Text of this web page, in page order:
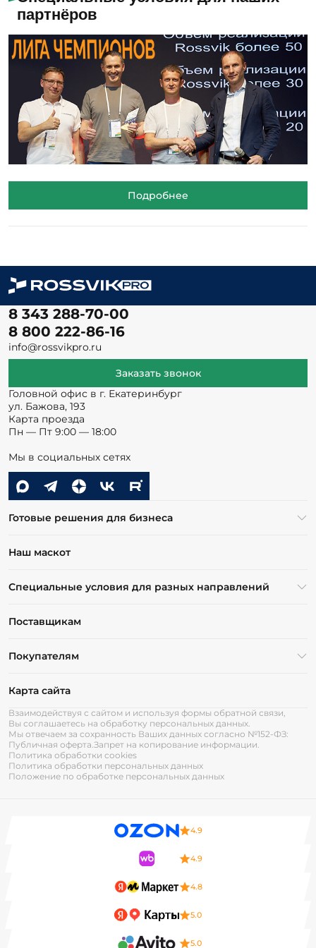
партнёров
Подробнее
8 343 288-70-00
8 800 222-86-16
info@rossvikpro.ru
Заказать звонок
Головной офис в г. Екатеринбург
ул. Бажова, 193
Карта проезда
Пн — Пт 9:00 — 18:00
Мы в социальных сетях
Готовые решения для бизнеса
Наш маскот
Специальные условия для разных направлений
Поставщикам
Покупателям
Карта сайта
Взаимодействуя с сайтом и используя формы обратной связи,
Вы соглашаетесь на обработку персональных данных.
Мы отвечаем за сохранность Ваших данных согласно №152-ФЗ:
Публичная оферта.Запрет на копирование информации.
Политика обработки cookies
Политика обработки персональных данных
Положение по обработке персональных данных
4.9
4.9
4.8
5.0
5.0